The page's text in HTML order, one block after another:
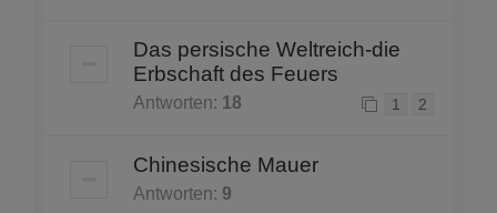
Das persische Weltreich-die
Erbschaft des Feuers
Antworten: 18 1 2
Chinesische Mauer
Antworten: 9